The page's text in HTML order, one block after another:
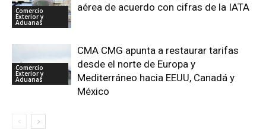
Comercio
Exterior y
Aduanas
aérea de acuerdo con cifras de la IATA
Comercio
Exterior y
Aduanas
CMA CMG apunta a restaurar tarifas
desde el norte de Europa y
Mediterráneo hacia EEUU, Canadá y
México